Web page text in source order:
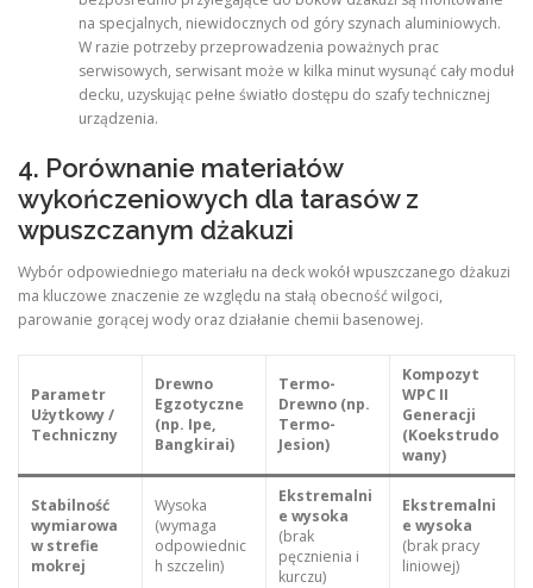
na specjalnych, niewidocznych od góry szynach aluminiowych.
W razie potrzeby przeprowadzenia poważnych prac
serwisowych, serwisant może w kilka minut wysunąć cały moduł
decku, uzyskując pełne światło dostępu do szafy technicznej
urządzenia.
4. Porównanie materiałów
wykończeniowych dla tarasów z
wpuszczanym dżakuzi
Wybór odpowiedniego materiału na deck wokół wpuszczanego dżakuzi
ma kluczowe znaczenie ze względu na stałą obecność wilgoci,
parowanie gorącej wody oraz działanie chemii basenowej.
Parametr
Użytkowy /
Techniczny
Drewno
Egzotyczne
(np. Ipe,
Bangkirai)
Termo-
Drewno (np.
Termo-
Jesion)
Kompozyt
WPC II
Generacji
(Koekstrudo
wany)
Stabilność
wymiarowa
w strefie
mokrej
Wysoka
(wymaga
odpowiednic
h szczelin)
Ekstremalni
e wysoka
(brak
pęcznienia i
kurczu)
Ekstremalni
e wysoka
(brak pracy
liniowej)